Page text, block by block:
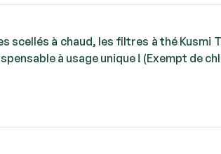
scellés à chaud, les filtres à thé
à usage unique ! (Exempt de